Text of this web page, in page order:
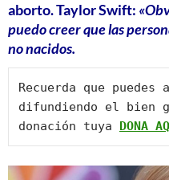
aborto. Taylor Swift:
puedo creer que las
no nacidos.
Recuerda que puedes
difundiendo el bien
donación tuya DONA